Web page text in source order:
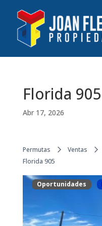
Florida 905
Abr 17, 2026
Permutas Ventas
Florida 905
Oportunidades